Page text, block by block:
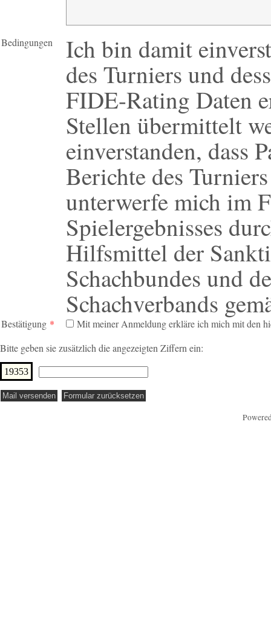
Bedingungen
Ich bin damit
des Turniers und
FIDE-Rating Daten
Stellen übermittelt
einverstanden, dass
Berichte des
unterwerfe mich im
Spielergebnisses
Hilfsmittel der
Schachbundes und
Schachverbands
Bestätigung *
Mit meiner Anmeldung erkläre ich mich mit den
Bitte geben sie zusätzlich die angezeigten Ziffern ein:
19353